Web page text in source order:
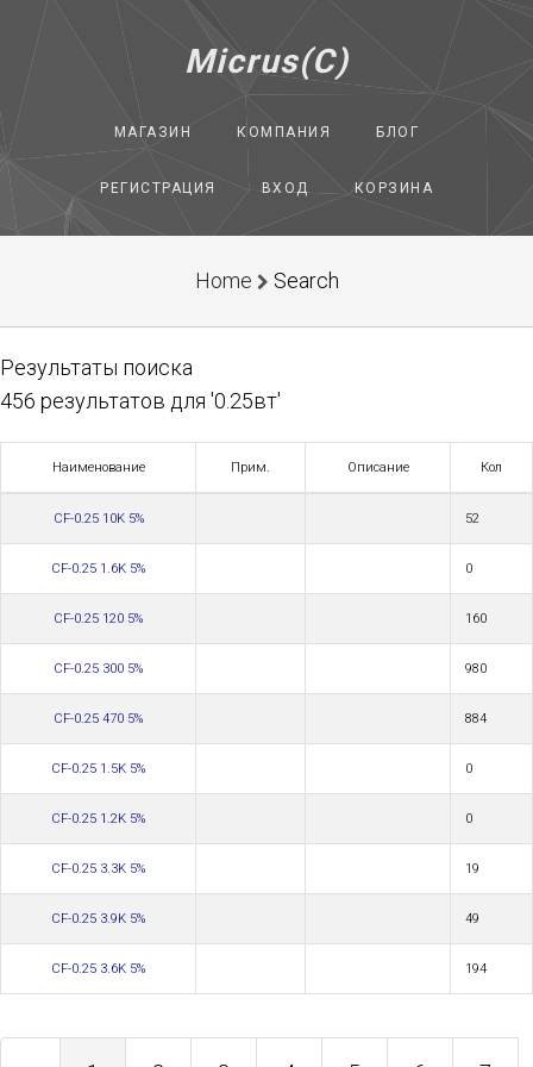
Micrus(C)
МАГАЗИН КОМПАНИЯ БЛОГ
РЕГИСТРАЦИЯ ВХОД КОРЗИНА
Home Search
Результаты поиска
456 результатов для '0.25вт'
Наименование Прим. Описание Кол
CF-0.25 10K 5% 52
CF-0.25 1.6K 5% 0
CF-0.25 120 5% 160
CF-0.25 300 5% 980
CF-0.25 470 5% 884
CF-0.25 1.5K 5% 0
CF-0.25 1.2K 5% 0
CF-0.25 3.3K 5% 19
CF-0.25 3.9K 5% 49
CF-0.25 3.6K 5% 194